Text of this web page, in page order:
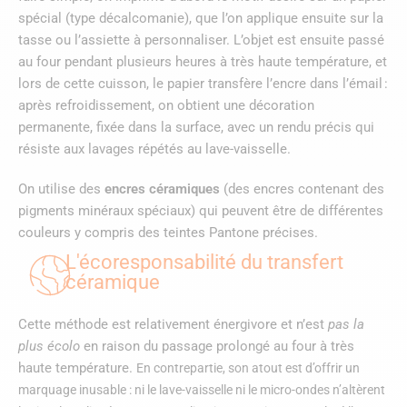
spécial (type décalcomanie), que l’on applique ensuite sur la
tasse ou l’assiette à personnaliser. L’objet est ensuite passé
au four pendant plusieurs heures à très haute température, et
lors de cette cuisson, le papier transfère l’encre dans l’émail :
après refroidissement, on obtient une décoration
permanente, fixée dans la surface, avec un rendu précis qui
résiste aux lavages répétés au lave-vaisselle.
On utilise des encres céramiques (des encres contenant des
pigments minéraux spéciaux) qui peuvent être de différentes
couleurs y compris des teintes Pantone précises.
L'écoresponsabilité du transfert
céramique
Cette méthode est relativement énergivore et n’est pas la
plus écolo en raison du passage prolongé au four à très
haute température. En contrepartie, son atout est d’offrir un
marquage inusable : ni le lave-vaisselle ni le micro-ondes n’altèrent